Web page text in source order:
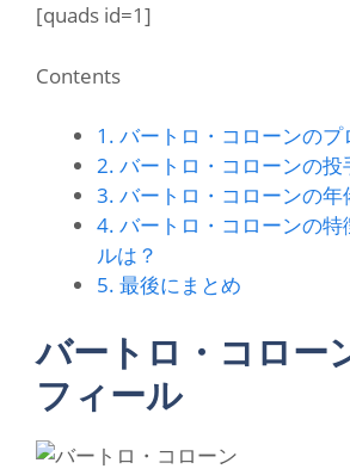
[quads id=1]
Contents
1. バートロ・コローンのプ
2. バートロ・コローンの投
3. バートロ・コローンの年
4. バートロ・コローンの特
ルは？
5. 最後にまとめ
バートロ・コロー
フィール